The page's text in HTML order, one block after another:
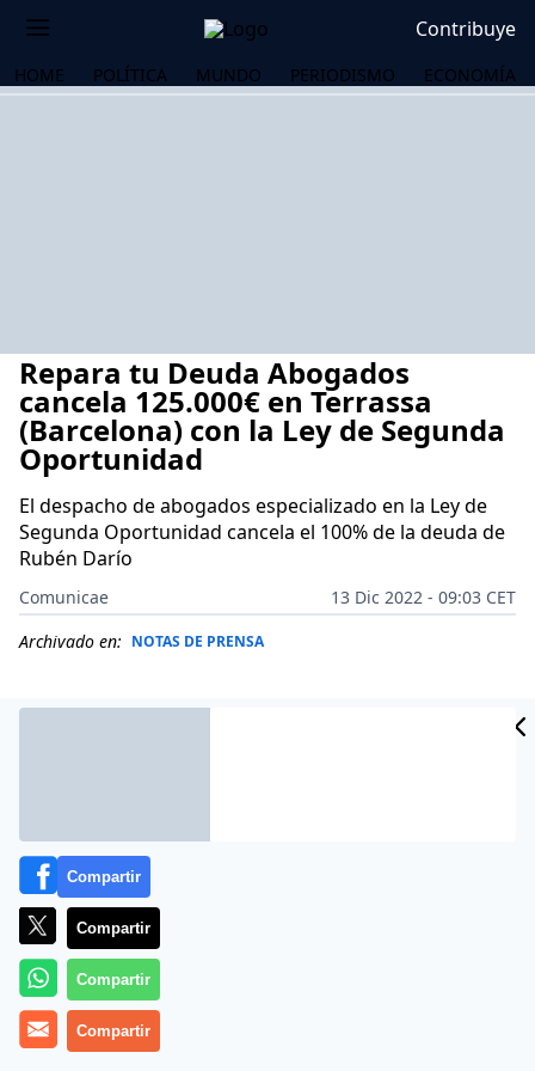
Contribuye
HOME POLÍTICA MUNDO PERIODISMO ECONOMÍA
Repara tu Deuda Abogados
cancela 125.000€ en Terrassa
(Barcelona) con la Ley de Segunda
Oportunidad
El despacho de abogados especializado en la Ley de
Segunda Oportunidad cancela el 100% de la deuda de
Rubén Darío
Comunicae
13 Dic 2022 - 09:03 CET
Archivado en: NOTAS DE PRENSA
Repara tu Deuda
España en la Ley de Segunda Oportunidad, ha logrado
Compartir
Compartir
Compartir
Compartir